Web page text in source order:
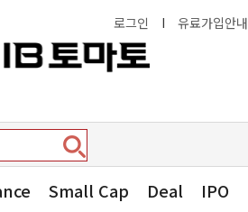
로그인 I 유료가입안내
Small Cap Deal IPO